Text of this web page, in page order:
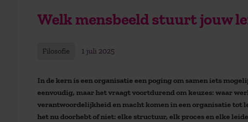
Welk mensbeeld stuurt jouw
Filosofie 1 juli 2025
In de kern is een organisatie een poging om samen iets
eenvoudig, maar het vraagt voortdurend om keuzes: waar
verantwoordelijkheid en macht komen in een organisatie tot
het nu doorhebt of niet: elke structuur, elk proces en elke